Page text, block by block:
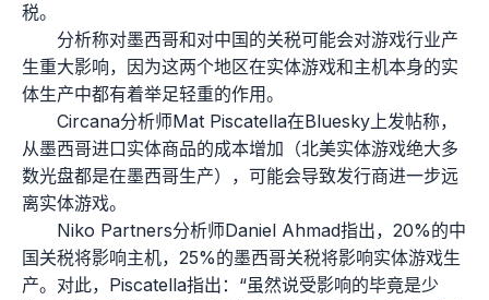
税。
分析称对墨西哥和对中国的关税可能会对游戏行业产
生重大影响，因为这两个地区在实体游戏和主机本身的实
体生产中都有着举足轻重的作用。
Circana分析师Mat Piscatella在Bluesky上发帖称，
从墨西哥进口实体商品的成本增加（北美实体游戏绝大多
数光盘都是在墨西哥生产），可能会导致发行商进一步远
离实体游戏。
Niko Partners分析师Daniel Ahmad指出，20%的中
国关税将影响主机，25%的墨西哥关税将影响实体游戏生
产。对此，Piscatella指出：“虽然说受影响的毕竟是少